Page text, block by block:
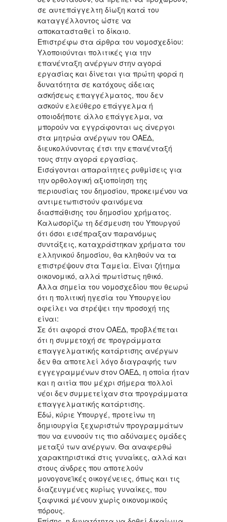
σε αυτεπάγγελτη δίωξη κατά του
καταγγέλλοντος ώστε να
αποκατασταθεί το δίκαιο.
Επιστρέφω στα άρθρα του νομοσχεδίου:
Υλοποιούνται πολιτικές για την
επανένταξη ανέργων στην αγορά
εργασίας και δίνεται για πρώτη φορά η
δυνατότητα σε κατόχους άδειας
ασκήσεως επαγγέλματος, που δεν
ασκούν ελεύθερο επάγγελμα ή
οποιοδήποτε άλλο επάγγελμα, να
μπορούν να εγγράφονται ως άνεργοι
στα μητρώα ανέργων του ΟΑΕΔ,
διευκολύνοντας έτσι την επανένταξή
τους στην αγορά εργασίας.
Εισάγονται απαραίτητες ρυθμίσεις για
την ορθολογική αξιοποίηση της
περιουσίας του δημοσίου, προκειμένου να
αντιμετωπιστούν φαινόμενα
διασπάθισης του δημοσίου χρήματος.
Καλωσορίζω τη δέσμευση του Υπουργού
ότι όσοι εισέπραξαν παρανόμως
συντάξεις, καταχράστηκαν χρήματα του
ελληνικού δημοσίου, θα κληθούν να τα
επιστρέψουν στα Ταμεία. Είναι ζήτημα
οικονομικό, αλλά πρωτίστως ηθικό.
Άλλα σημεία του νομοσχεδίου που θεωρώ
ότι η πολιτική ηγεσία του Υπουργείου
οφείλει να στρέψει την προσοχή της
είναι:
Σε ότι αφορά στον ΟΑΕΔ, προβλέπεται
ότι η συμμετοχή σε προγράμματα
επαγγελματικής κατάρτισης ανέργων
δεν θα αποτελεί λόγο διαγραφής των
εγγεγραμμένων στον ΟΑΕΔ, η οποία ήταν
και η αιτία που μέχρι σήμερα πολλοί
νέοι δεν συμμετείχαν στα προγράμματα
επαγγελματικής κατάρτισης.
Εδώ, κύριε Υπουργέ, προτείνω τη
δημιουργία ξεχωριστών προγραμμάτων
που να ευνοούν τις πιο αδύναμες ομάδες
μεταξύ των ανέργων. Θα αναφερθώ
χαρακτηριστικά στις γυναίκες, αλλά και
στους άνδρες που αποτελούν
μονογονεϊκές οικογένειες, όπως και τις
διαζευγμένες κυρίως γυναίκες, που
ξαφνικά μένουν χωρίς οικονομικούς
πόρους.